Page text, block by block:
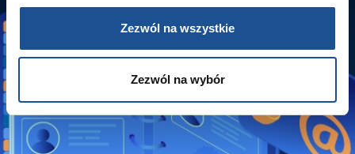
Zezwól na wszystkie
Zezwól na wybór